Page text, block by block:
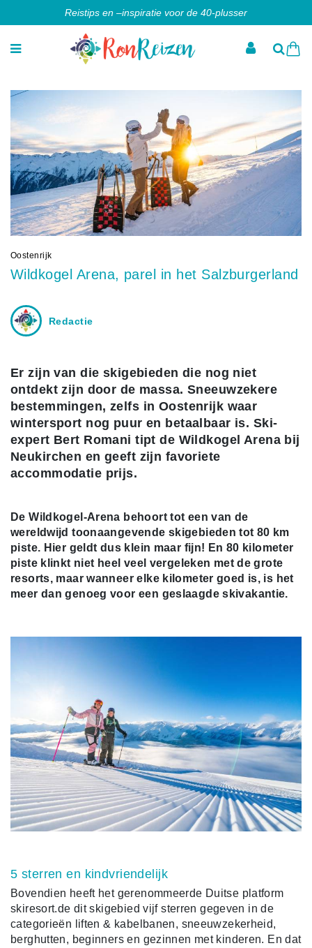
Reistips en –inspiratie voor de 40-plusser
Oostenrijk
Wildkogel Arena, parel in het Salzburgerland
Redactie
Er zijn van die skigebieden die nog niet
ontdekt zijn door de massa. Sneeuwzekere
bestemmingen, zelfs in Oostenrijk waar
wintersport nog puur en betaalbaar is. Ski-
expert Bert Romani tipt de Wildkogel Arena bij
Neukirchen en geeft zijn favoriete
accommodatie prijs.
De Wildkogel-Arena behoort tot een van de
wereldwijd toonaangevende skigebieden tot 80 km
piste. Hier geldt dus klein maar fijn! En 80 kilometer
piste klinkt niet heel veel vergeleken met de grote
resorts, maar wanneer elke kilometer goed is, is het
meer dan genoeg voor een geslaagde skivakantie.
5 sterren en kindvriendelijk
Bovendien heeft het gerenommeerde Duitse platform
skiresort.de dit skigebied vijf sterren gegeven in de
categorieën liften & kabelbanen, sneeuwzekerheid,
berghutten, beginners en gezinnen met kinderen. En dat